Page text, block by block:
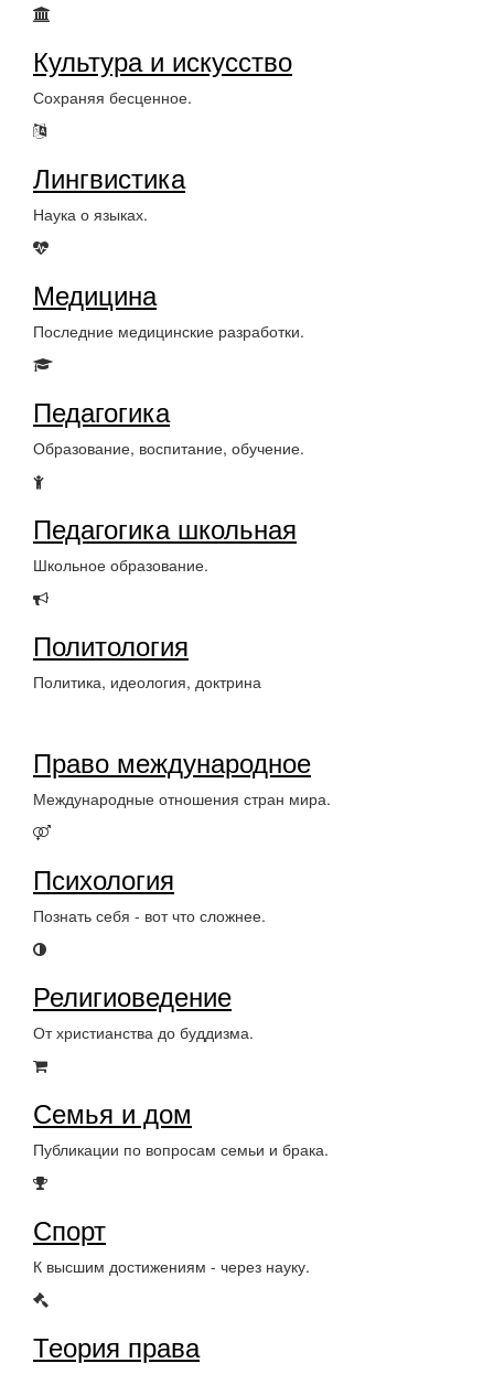
Культура и искусство
Сохраняя бесценное.
Лингвистика
Наука о языках.
Медицина
Последние медицинские разработки.
Педагогика
Образование, воспитание, обучение.
Педагогика школьная
Школьное образование.
Политология
Политика, идеология, доктрина
Право международное
Международные отношения стран мира.
Психология
Познать себя - вот что сложнее.
Религиоведение
От христианства до буддизма.
Семья и дом
Публикации по вопросам семьи и брака.
Спорт
К высшим достижениям - через науку.
Теория права